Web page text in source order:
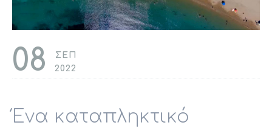
08
ΣΕΠ
2022
Ένα καταπληκτικό